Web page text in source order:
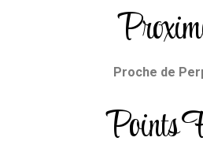
Proche de
Points